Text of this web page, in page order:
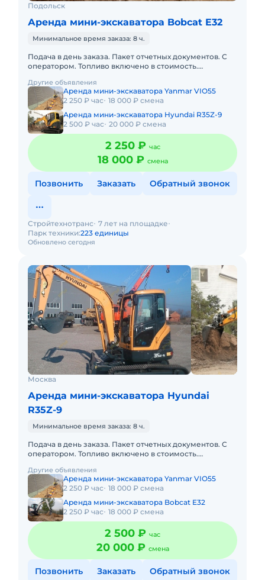
Подольск
Аренда мини-экскаватора Bobcat E32
Минимальное время заказа: 8 ч.
Подача в день заказа. Пакет отчетных документов. С
оператором. Топливо включено в стоимость.
с малой наработк
Другие объявления
Аренда мини-экскаватора Yanmar VIO55
2 250 ₽ час 18 000 ₽ смена
Аренда мини-экскаватора Hyundai R35Z-9
2 500 ₽ час 20 000 ₽ смена
2 250 ₽ час
18 000 ₽ смена
Позвонить Заказать Обратный звонок
Обновлено сегодня
Стройтехнотранс 7 лет на площадке
Парк техники:223 единицы
Москва
Аренда мини-экскаватора Hyundai
R35Z-9
Минимальное время заказа: 8 ч.
Подача в день заказа. Пакет отчетных документов. С
оператором. Топливо включено в стоимость.
компания предлагает
Другие объявления
Аренда мини-экскаватора Yanmar VIO55
2 250 ₽ час 18 000 ₽ смена
Аренда мини-экскаватора Bobcat E32
2 250 ₽ час 18 000 ₽ смена
2 500 ₽ час
20 000 ₽ смена
Позвонить Заказать Обратный звонок